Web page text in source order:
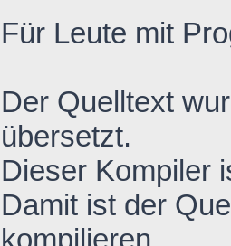
Für Leute mit
Der Quelltext
übersetzt.
Dieser Kompiler
Damit ist der
kompilieren.